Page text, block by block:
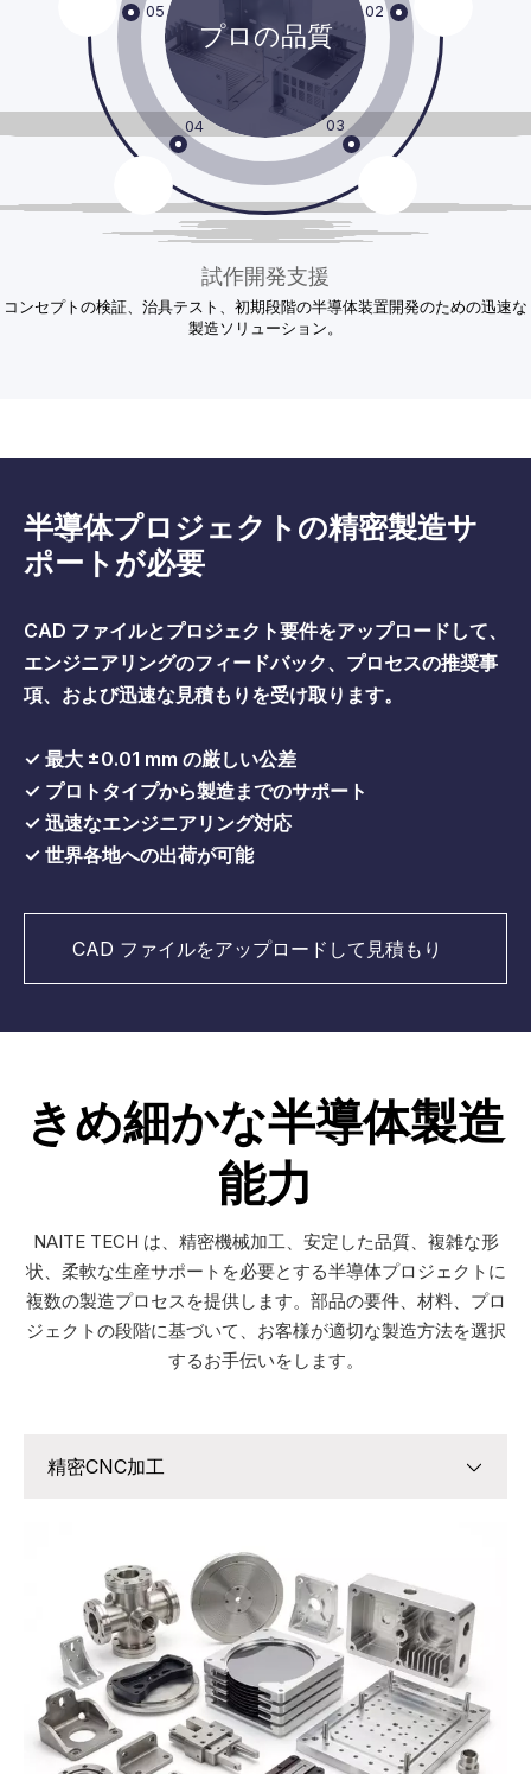
02
03
04
05
プロの品質
試作開発支援
コンセプトの検証、治具テスト、初期段階の半導体装置開発のための迅速な
製造ソリューション。
製造性の向上、生産効率の最適化、製造リスクの軽減に役立つ製造フィード
バック。
厳しい公差、寸法安定性、再現可能な製造品質を必要とする高精度コンポー
ネントをサポートします。
CNC 加工、板金製造、プロトタイピング、仕上げ、組み立て準備完了の製
造をカバーする統合機能。
少量生産およびパイロット生産
機器開発、パイロット構築、少量生産要件に対する柔軟な製造サポート。
半導体プロジェクトの精密製造サ
ポートが必要
CAD ファイルとプロジェクト要件をアップロードして、
エンジニアリングのフィードバック、プロセスの推奨事
項、および迅速な見積もりを受け取ります。
✓ 最大 ±0.01 mm の厳しい公差
✓ プロトタイプから製造までのサポート
✓ 迅速なエンジニアリング対応
✓ 世界各地への出荷が可能
CAD ファイルをアップロードして見積もり
きめ細かな半導体製造
能力
NAITE TECH は、精密機械加工、安定した品質、複雑な形
状、柔軟な生産サポートを必要とする半導体プロジェクトに
複数の製造プロセスを提供します。部品の要件、材料、プロ
ジェクトの段階に基づいて、お客様が適切な製造方法を選択
するお手伝いをします。
精密CNC加工
板金加工
3D プリントとラピッドプロトタイピング
キャスティングサービス